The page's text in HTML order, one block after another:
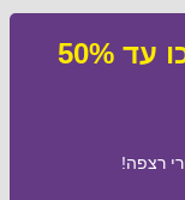
קבלו מבצעי SMS וחיסכו עד 50%
רצפה!